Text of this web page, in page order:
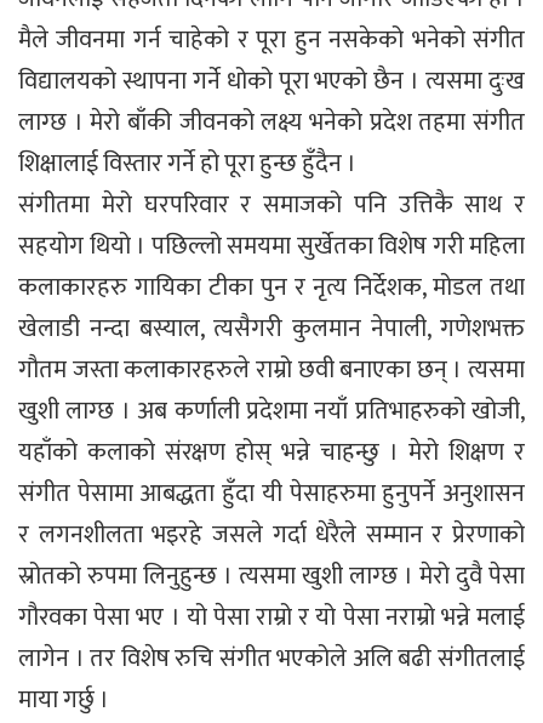
मैले जीवनमा गर्न चाहेको र पूरा हुन नसकेको भनेको संगीत
विद्यालयको स्थापना गर्ने धोको पूरा भएको छैन । त्यसमा दुःख
लाग्छ । मेरो बाँकी जीवनको लक्ष्य भनेको प्रदेश तहमा संगीत
शिक्षालाई विस्तार गर्ने हो पूरा हुन्छ हुँदैन ।
संगीतमा मेरो घरपरिवार र समाजको पनि उत्तिकै साथ र
सहयोग थियो । पछिल्लो समयमा सुर्खेतका विशेष गरी महिला
कलाकारहरु गायिका टीका पुन र नृत्य निर्देशक, मोडल तथा
खेलाडी नन्दा बस्याल, त्यसैगरी कुलमान नेपाली, गणेशभक्त
गौतम जस्ता कलाकारहरुले राम्रो छवी बनाएका छन् । त्यसमा
खुशी लाग्छ । अब कर्णाली प्रदेशमा नयाँ प्रतिभाहरुको खोजी,
यहाँको कलाको संरक्षण होस् भन्ने चाहन्छु । मेरो शिक्षण र
संगीत पेसामा आबद्धता हुँदा यी पेसाहरुमा हुनुपर्ने अनुशासन
र लगनशीलता भइरहे जसले गर्दा धेरैले सम्मान र प्रेरणाको
स्रोतको रुपमा लिनुहुन्छ । त्यसमा खुशी लाग्छ । मेरो दुवै पेसा
गौरवका पेसा भए । यो पेसा राम्रो र यो पेसा नराम्रो भन्ने मलाई
लागेन । तर विशेष रुचि संगीत भएकोले अलि बढी संगीतलाई
माया गर्छु ।